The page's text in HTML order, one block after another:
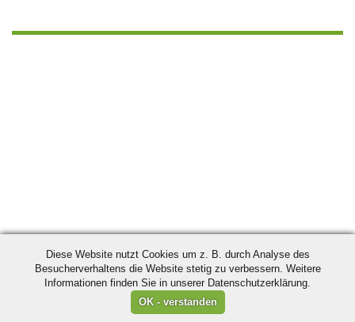
Diese Website nutzt Cookies um z. B. durch Analyse des
Besucherverhaltens die Website stetig zu verbessern. Weitere
Informationen finden Sie in unserer Datenschutzerklärung.